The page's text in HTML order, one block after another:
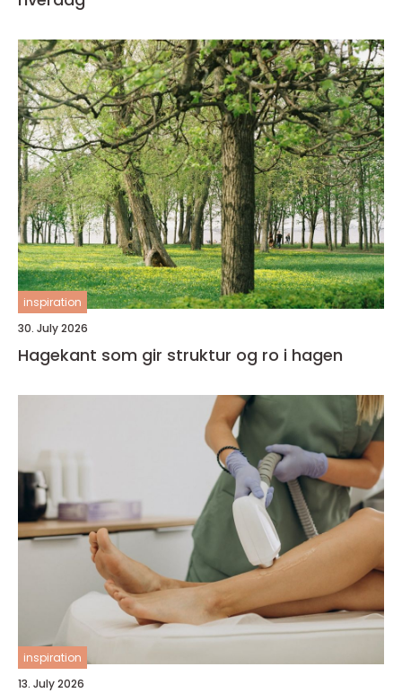
inspiration
30. July 2026
Hagekant som gir struktur og ro i hagen
inspiration
13. July 2026